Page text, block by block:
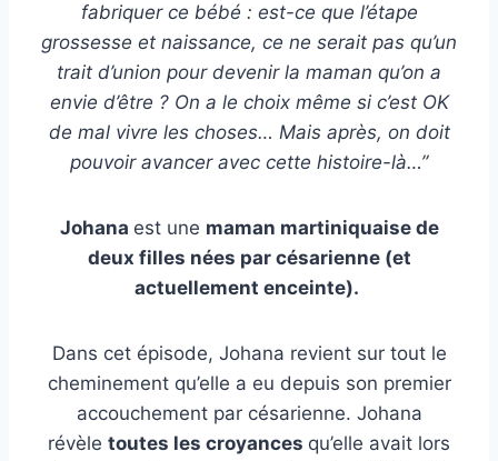
fabriquer ce bébé : est-ce que l’étape
grossesse et naissance, ce ne serait pas qu’un
trait d’union pour devenir la maman qu’on a
envie d’être ? On a le choix même si c’est OK
de mal vivre les choses… Mais après, on doit
pouvoir avancer avec cette histoire-là…”
Johana est une maman martiniquaise de
deux filles nées par césarienne (et
actuellement enceinte).
Dans cet épisode, Johana revient sur tout le
cheminement qu’elle a eu depuis son premier
accouchement par césarienne. Johana
révèle toutes les croyances qu’elle avait lors